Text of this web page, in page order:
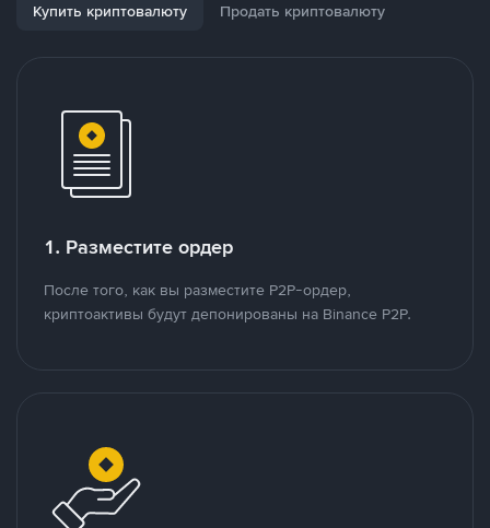
Купить криптовалюту Продать криптовалюту
1. Разместите ордер
После того, как вы разместите P2P-ордер,
криптоактивы будут депонированы на Binance P2P.